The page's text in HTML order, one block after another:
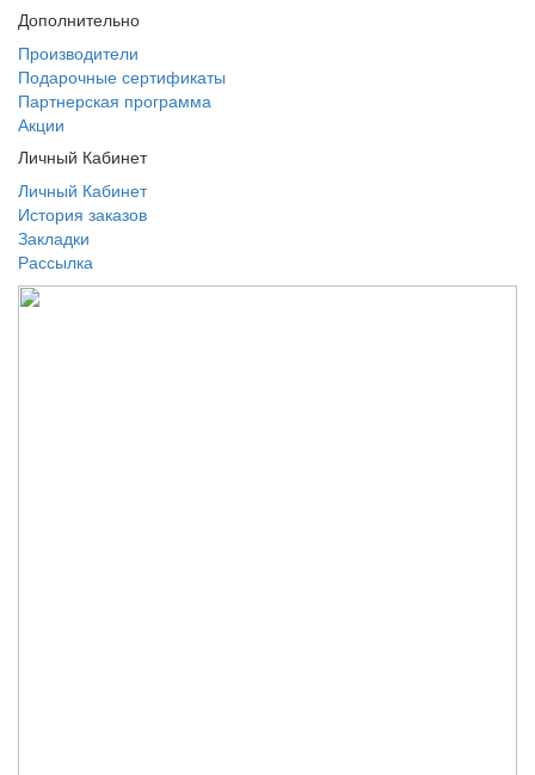
Дополнительно
Производители
Подарочные сертификаты
Партнерская программа
Акции
Личный Кабинет
Личный Кабинет
История заказов
Закладки
Рассылка